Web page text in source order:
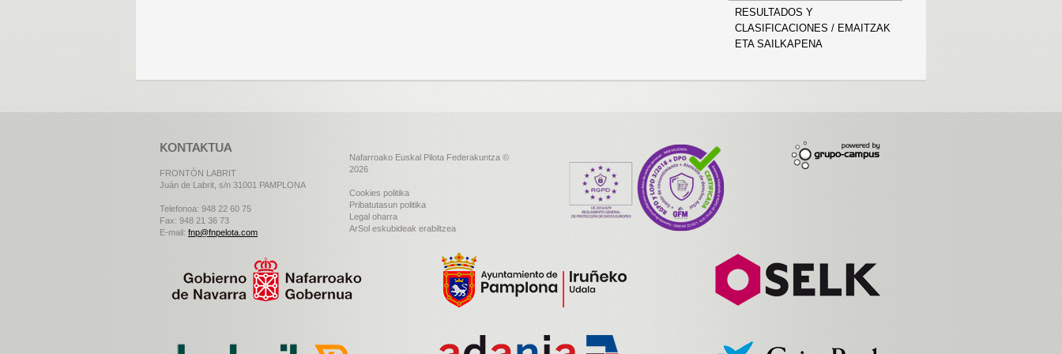
RESULTADOS Y
CLASIFICACIONES / EMAITZAK
ETA SAILKAPENA
KONTAKTUA
FRONTÓN LABRIT
Juán de Labrit, s/n 31001 PAMPLONA
Telefonoa: 948 22 60 75
Fax: 948 21 36 73
E-mail: fnp@fnpelota.com
Nafarroako Euskal Pilota Federakuntza ©
2026
Cookies politika
Pribatutasun politika
Legal oharra
ArSol eskubideak erabiltzea